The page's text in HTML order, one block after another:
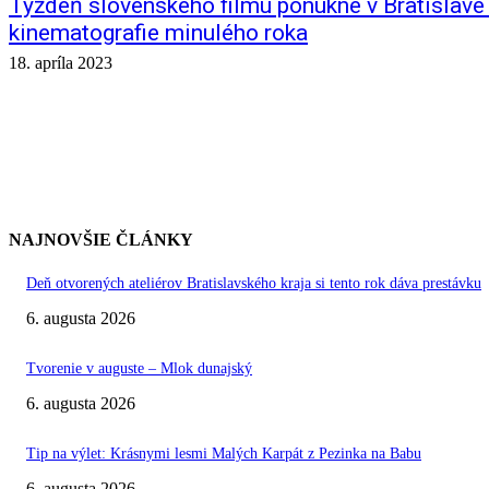
Týždeň slovenského filmu ponúkne v
kinematografie minulého roka
18. apríla 2023
NAJNOVŠIE ČLÁNKY
Deň otvorených ateliérov Bratislavského kraja si tento rok dáva prestávku
6. augusta 2026
Tvorenie v auguste – Mlok dunajský
6. augusta 2026
Tip na výlet: Krásnymi lesmi Malých Karpát z Pezinka na Babu